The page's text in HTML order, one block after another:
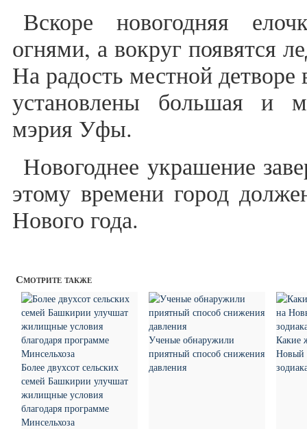
Вскоре новогодняя
огнями, а вокруг появятся
На радость местной детворе
установлены большая и
мэрия Уфы.
Новогоднее украшение
этому времени город
Нового года.
Смотрите также
Более двухсот сельских
семей Башкирии улучшат
жилищные условия
благодаря программе
Минсельхоза
Ученые обнаружили
приятный способ снижения
давления
Какие
Новый